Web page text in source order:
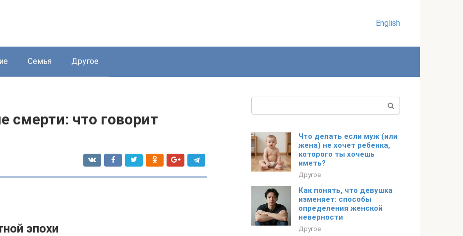
English
Семья Другое
смерти: что говорит
эпохи
Что делать если муж (или
жена) не хочет ребенка,
которого ты хочешь
иметь?
Другое
Как понять, что девушка
изменяет: способы
определения женской
неверности
Другое